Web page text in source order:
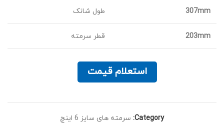
طول شانک 307mm
قطر سرمته 203mm
استعلام قیمت
Category: سرمته های سایز 6 اینچ